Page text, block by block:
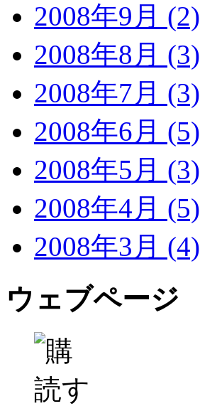
2008年9月 (2)
2008年8月 (3)
2008年7月 (3)
2008年6月 (5)
2008年5月 (3)
2008年4月 (5)
2008年3月 (4)
ウェブページ